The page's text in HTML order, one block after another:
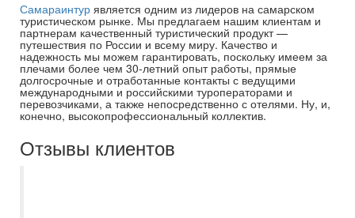
Самараинтур является одним из лидеров на самарском
туристическом рынке. Мы предлагаем нашим клиентам и
партнерам качественный туристический продукт —
путешествия по России и всему миру. Качество и
надежность мы можем гарантировать, поскольку имеем за
плечами более чем 30-летний опыт работы, прямые
долгосрочные и отработанные контакты с ведущими
международными и российскими туроператорами и
перевозчиками, а также непосредственно с отелями. Ну, и,
конечно, высокопрофессиональный коллектив.
Отзывы клиентов